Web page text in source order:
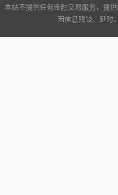
本站不提供任何金融交易服务，提
因信息残缺、延时